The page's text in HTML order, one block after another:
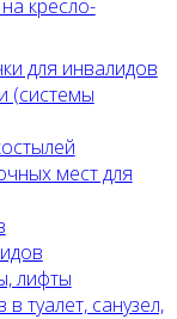
кресло-
для инвалидов
(системы
мест для
лифты
туалет, санузел,